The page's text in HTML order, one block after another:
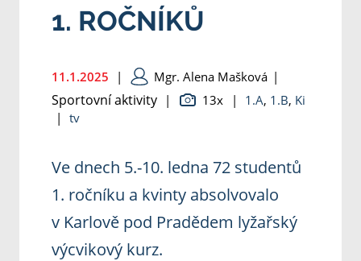
1. ROČNÍKŮ
11.1.2025 | Mgr. Alena Mašková |
Sportovní aktivity | 13x | 1.A, 1.B, Ki
|
tv
Ve dnech 5.-10. ledna 72 studentů
1. ročníku a kvinty absolvovalo
v Karlově pod Pradědem lyžařský
výcvikový kurz.